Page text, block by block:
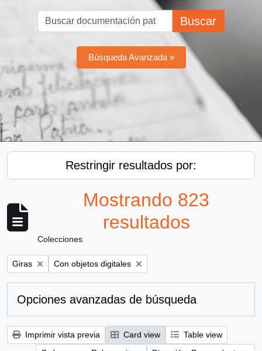
Buscar
Búsqueda Avanzada »
Restringir resultados por:
Mostrando 823
resultados
Colecciones
Remove filter:
Giras Remove filter:
Con objetos digitales
Opciones avanzadas de búsqueda
Imprimir vista previa Card view
Table view